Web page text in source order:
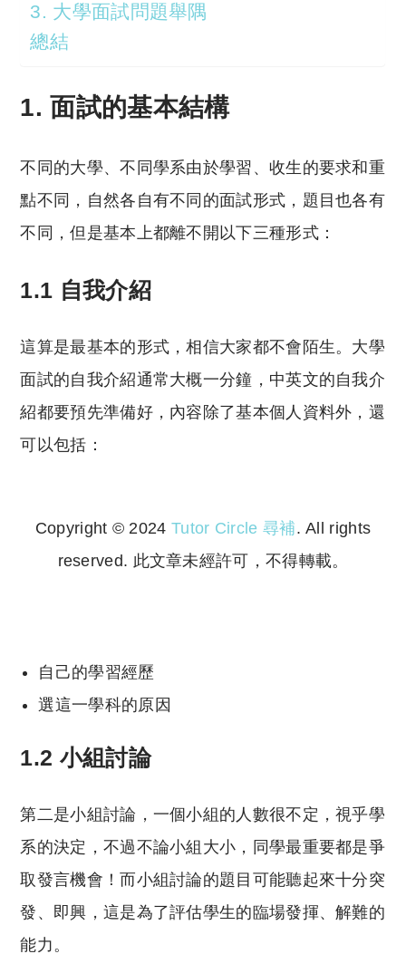
3. 大學面試問題舉隅
總結
1. 面試的基本結構
不同的大學、不同學系由於學習、收生的要求和重
點不同，自然各自有不同的面試形式，題目也各有
不同，但是基本上都離不開以下三種形式：
1.1 自我介紹
這算是最基本的形式，相信大家都不會陌生。大學
面試的自我介紹通常大概一分鐘，中英文的自我介
紹都要預先準備好，內容除了基本個人資料外，還
可以包括：
Copyright © 2024 Tutor Circle 尋補. All rights
reserved. 此文章未經許可，不得轉載。
自己的學習經歷
選這一學科的原因
1.2 小組討論
第二是小組討論，一個小組的人數很不定，視乎學
系的決定，不過不論小組大小，同學最重要都是爭
取發言機會！而小組討論的題目可能聽起來十分突
發、即興，這是為了評估學生的臨場發揮、解難的
能力。